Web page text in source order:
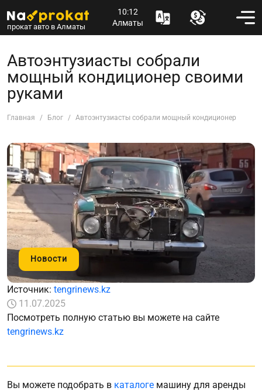
прокат авто в Алматы
10:12
Алматы
Автоэнтузиасты собрали
мощный кондиционер своими
руками
Главная Блог Автоэнтузиасты собрали мощный кондиционер
Новости
Источник: tengrinews.kz
11.07.2025
Посмотреть полную статью вы можете на сайте
tengrinews.kz
Вы можете подобрать в каталоге машину для аренды